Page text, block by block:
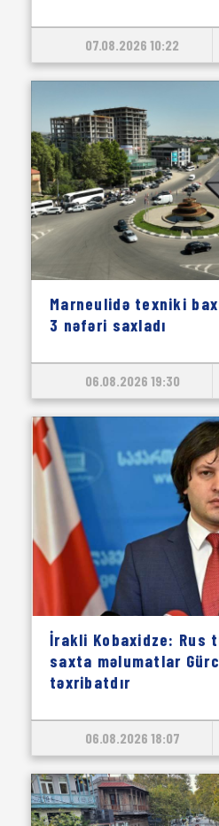
07.08.2026 10:22
Marneulidə texniki
3 nəfəri saxladı
06.08.2026 19:30
İrakli Kobaxidze: Rus
saxta məlumatlar
təxribatdır
06.08.2026 18:07